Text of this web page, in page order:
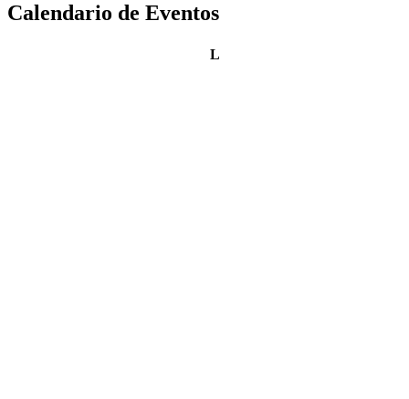
Calendario de Eventos
Llunes